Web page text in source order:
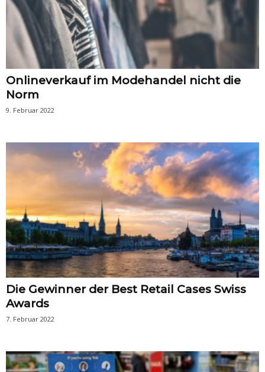
Onlineverkauf im Modehandel nicht die
Norm
9. Februar 2022
Die Gewinner der Best Retail Cases Swiss
Awards
7. Februar 2022